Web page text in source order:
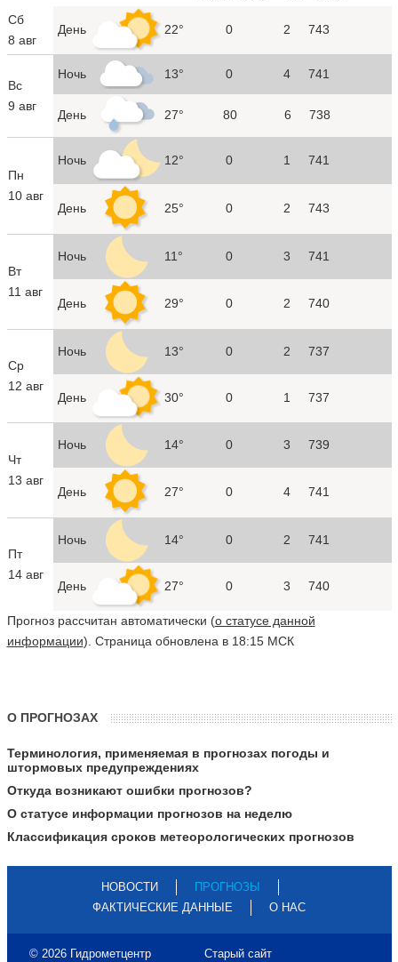
Сб
8 авг
День 22° 0 2 743
Вс
9 авг
Ночь 13° 0 4 741
День 27° 80 6 738
Пн
10 авг
Ночь 12° 0 1 741
День 25° 0 2 743
Вт
11 авг
Ночь 11° 0 3 741
День 29° 0 2 740
Ср
12 авг
Ночь 13° 0 2 737
День 30° 0 1 737
Чт
13 авг
Ночь 14° 0 3 739
День 27° 0 4 741
Пт
14 авг
Ночь 14° 0 2 741
День 27° 0 3 740
Прогноз рассчитан автоматически (о статусе данной
информации). Страница обновлена в 18:15 МСК
О ПРОГНОЗАХ
Терминология, применяемая в прогнозах погоды и
штормовых предупреждениях
Откуда возникают ошибки прогнозов?
О статусе информации прогнозов на неделю
Классификация сроков метеорологических прогнозов
НОВОСТИ
ПРОГНОЗЫ
ФАКТИЧЕСКИЕ ДАННЫЕ
О НАС
© 2026 Гидрометцентр
Старый сайт